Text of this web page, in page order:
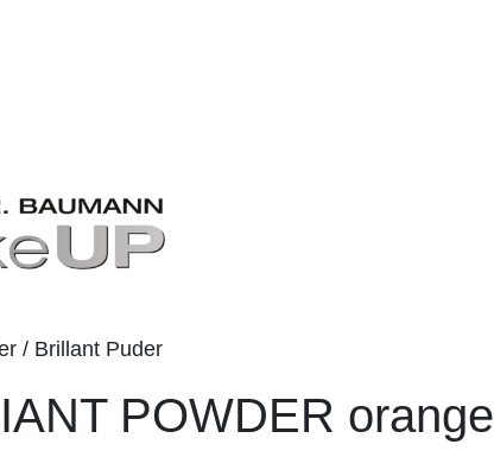
/ Brillant Puder
POWDER orange